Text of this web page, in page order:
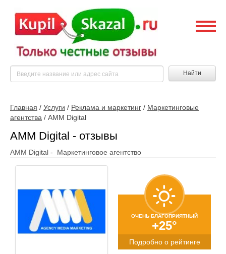
Найти
Главная / Услуги / Реклама и маркетинг / Маркетинговые
агентства / AMM Digital
AMM Digital - отзывы
AMM Digital - Маркетинговое агентство
ОЧЕНЬ БЛАГОПРИЯТНЫЙ
+25°
Подробно о рейтинге